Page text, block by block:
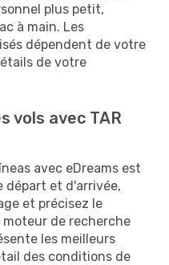
plus petit,
à main. Les
dépendent de votre
de votre
vols avec TAR
avec eDreams est
départ et d'arrivée,
et précisez le
moteur de recherche
les meilleurs
des conditions de